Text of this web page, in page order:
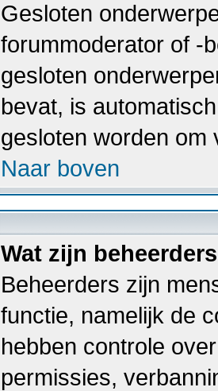
Gesloten
forummoderator of -
gesloten
bevat, is
gesloten worden om
Naar boven
Wat zijn
Beheerders zijn
functie, namelijk de
hebben controle
permissies,